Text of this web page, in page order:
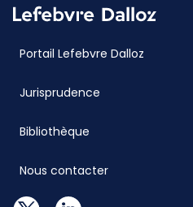
Portail Lefebvre Dalloz
Jurisprudence
Bibliothèque
Nous contacter